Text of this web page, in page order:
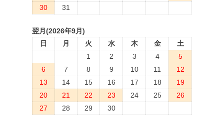
30
31
翌月(2026年9月)
日
月 火 水 木 金
土
1
2 3 4
5
6
7 8 9 10 11
12
13
14 15 16 17 18
19
20
21 22 23 24 25
26
27
28 29 30